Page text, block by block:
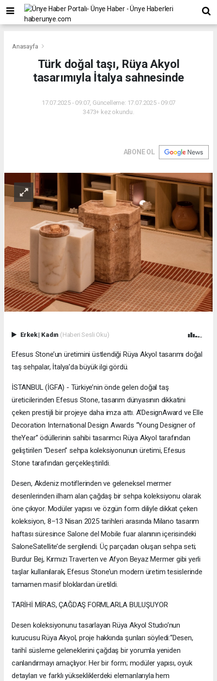
Anasayfa
Türk doğal taşı, Rüya Akyol
tasarımıyla İtalya sahnesinde
17.07.2025 - 09:07, Güncelleme: 17.07.2025 - 09:07
3473+ kez okundu.
ABONE OL
Erkek| Kadın (Haberi Sesli Oku)
Efesus Stone’un üretimini üstlendiği Rüya Akyol tasarımı doğal
taş sehpalar, İtalya’da büyük ilgi gördü.
İSTANBUL (İGFA) - Türkiye’nin önde gelen doğal taş
üreticilerinden Efesus Stone, tasarım dünyasının dikkatini
çeken prestijli bir projeye daha imza attı. A’DesignAward ve Elle
Decoration International Design Awards “Young Designer of
theYear” ödüllerinin sahibi tasarımcı Rüya Akyol tarafından
geliştirilen “Desen” sehpa koleksiyonunun üretimi, Efesus
Stone tarafından gerçekleştirildi.
Desen, Akdeniz motiflerinden ve geleneksel mermer
desenlerinden ilham alan çağdaş bir sehpa koleksiyonu olarak
öne çıkıyor. Modüler yapısı ve özgün form diliyle dikkat çeken
koleksiyon, 8–13 Nisan 2025 tarihleri arasında Milano tasarım
haftası süresince Salone del Mobile fuar alanının içerisindeki
SaloneSatellite’de sergilendi. Üç parçadan oluşan sehpa seti;
Burdur Bej, Kırmızı Traverten ve Afyon Beyaz Mermer gibi yerli
taşlar kullanılarak, Efesus Stone’un modern üretim tesislerinde
tamamen masif bloklardan üretildi.
TARİHİ MİRAS, ÇAĞDAŞ FORMLARLA BULUŞUYOR
Desen koleksiyonunu tasarlayan Rüya Akyol Studıo’nun
kurucusu Rüya Akyol, proje hakkında şunları söyledi:“Desen,
tarihî süsleme geleneklerini çağdaş bir yorumla yeniden
canlandırmayı amaçlıyor. Her bir form; modüler yapısı, oyuk
detayları ve farklı yüksekliklerdeki elemanlarıyla hem